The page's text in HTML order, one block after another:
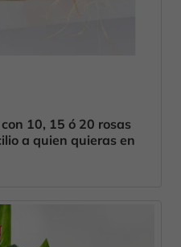
10, 15 ó 20 rosas
a quien quieras en